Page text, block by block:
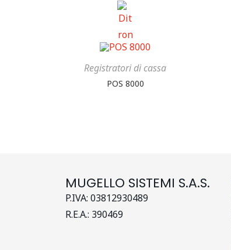
Registratori di cassa
POS 8000
MUGELLO SISTEMI S.A.S.
P.IVA: 03812930489
R.E.A.: 390469